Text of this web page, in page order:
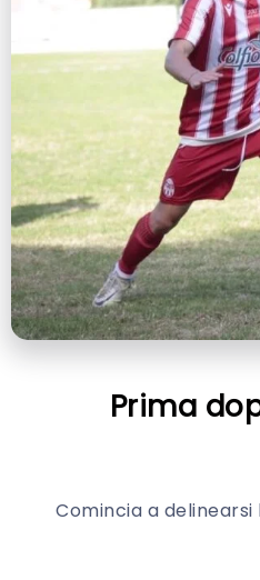
Prima
Comincia a delinearsi